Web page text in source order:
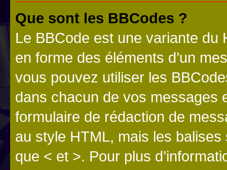
Que sont les BBCodes ?
Le BBCode est une variante du
en forme des éléments d’un
vous pouvez utiliser les
dans chacun de vos messages
formulaire de rédaction de
au style HTML, mais les
que < et >. Pour plus